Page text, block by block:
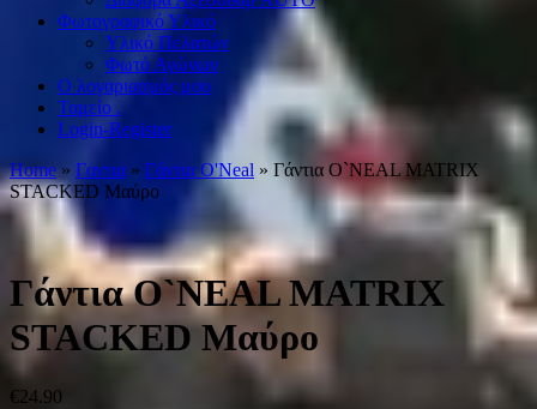
Φωτογραφικό Υλικό
Υλικό Πελατών
Φωτό Αγώνων
Ο λογαριασμός μου
Ταμείο .
Login-Register
Home » Γαντια » Γάντια O'Νeal » Γάντια O`NEAL MATRIX
STACKED Μαύρο
Γάντια O`NEAL MATRIX
STACKED Μαύρο
€24.90